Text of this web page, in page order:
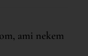
ami nekem